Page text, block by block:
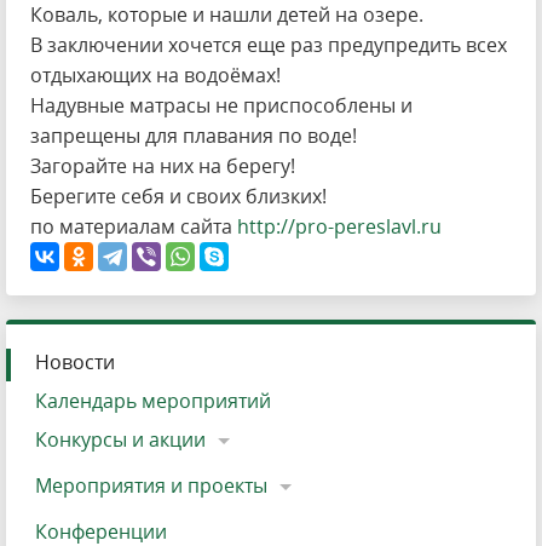
Коваль, которые и нашли детей на озере.
В заключении хочется еще раз предупредить всех
отдыхающих на водоёмах!
Надувные матрасы не приспособлены и
запрещены для плавания по воде!
Загорайте на них на берегу!
Берегите себя и своих близких!
по материалам сайта http://pro-pereslavl.ru
Новости
Календарь мероприятий
Конкурсы и акции
Мероприятия и проекты
Конференции